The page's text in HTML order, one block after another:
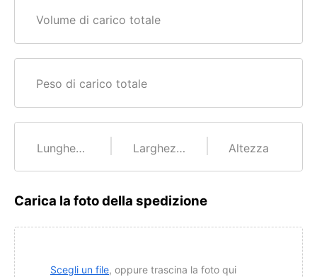
Volume di carico totale
Peso di carico totale
Lunghezza Larghezza Altezza
Carica la foto della spedizione
Scegli un file, oppure trascina la foto qui